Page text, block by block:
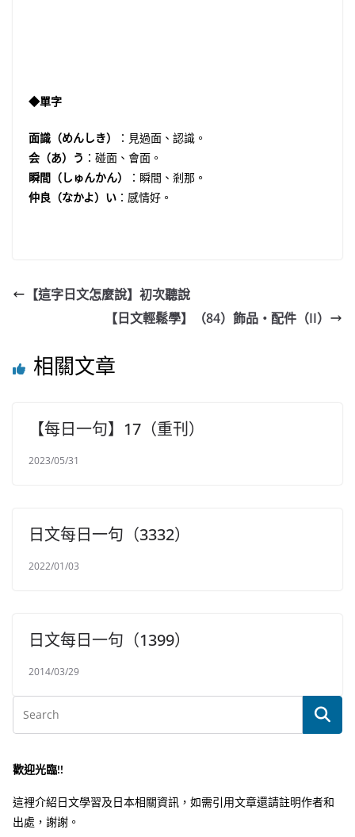
◆單字
面識（めんしき）
：見過面、認識。
会（あ）う ：碰面、會面。
瞬間（しゅんかん）
：瞬間、剎那。
仲良（なかよ）い ：感情好。
【這字日文怎麼說】初次聽說
【日文輕鬆學】（84）飾品・配件（II）
相關文章
【每日一句】17（重刊）
2023/05/31
日文每日一句（3332）
2022/01/03
日文每日一句（1399）
2014/03/29
歡迎光臨!!
這裡介紹日文學習及日本相關資訊，如需引用文章還請註明作者和
出處，謝謝。